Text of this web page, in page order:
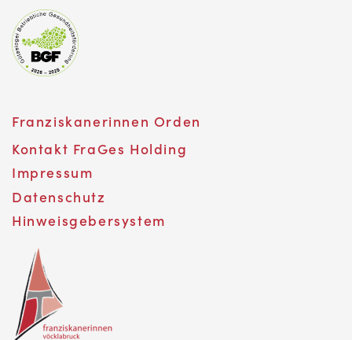
Kontakt FraGes Holding
Impressum
Datenschutz
Hinweisgebersystem
Franziskanerinnen Orden